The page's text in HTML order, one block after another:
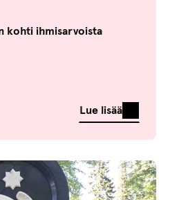
kohti ihmisarvoista
Lue lisää